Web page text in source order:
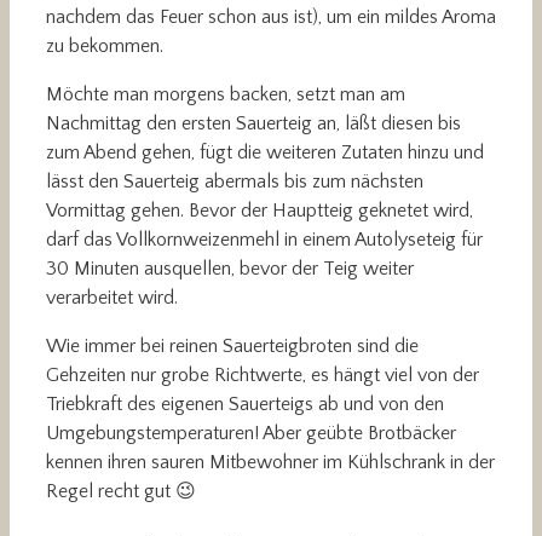
nachdem das Feuer schon aus ist), um ein mildes Aroma
zu bekommen.
Möchte man morgens backen, setzt man am
Nachmittag den ersten Sauerteig an, läßt diesen bis
zum Abend gehen, fügt die weiteren Zutaten hinzu und
lässt den Sauerteig abermals bis zum nächsten
Vormittag gehen. Bevor der Hauptteig geknetet wird,
darf das Vollkornweizenmehl in einem Autolyseteig für
30 Minuten ausquellen, bevor der Teig weiter
verarbeitet wird.
Wie immer bei reinen Sauerteigbroten sind die
Gehzeiten nur grobe Richtwerte, es hängt viel von der
Triebkraft des eigenen Sauerteigs ab und von den
Umgebungstemperaturen! Aber geübte Brotbäcker
kennen ihren sauren Mitbewohner im Kühlschrank in der
Regel recht gut 😉